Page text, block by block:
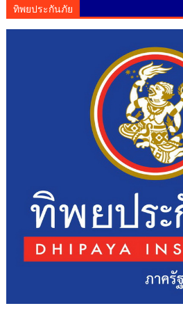
ทิพยประกันภัย